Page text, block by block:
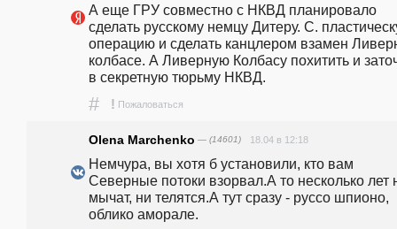
А еще ГРУ совместно с НКВД планировало
сделать русскому немцу Дитеру. С.
операцию и сделать канцлером взамен
колбасе. А Ливерную Колбасу похитить и
в секретную тюрьму НКВД.
# ! Пожаловаться
Olena Marchenko — (14601) 18.04 в 12:18
Немчура, вы хотя б установили, кто вам
Северные потоки взорвал.А то несколько лет
мычат, ни телятся.А тут сразу - руссо шпионо,
облико аморале.